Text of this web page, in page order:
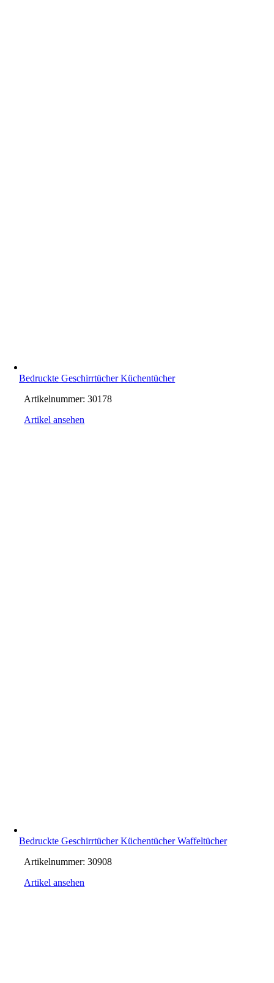
Bedruckte Geschirrtücher Küchentücher
Artikelnummer:30178
Artikel ansehen
Bedruckte Geschirrtücher Küchentücher Waffeltücher
Artikelnummer:30908
Artikel ansehen